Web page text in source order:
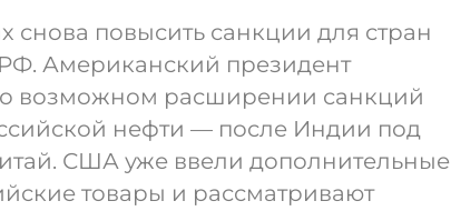
повысить санкции для стран
Американский президент
возможном расширении санкций
нефти — после Индии под
США уже ввели дополнительные
товары и рассматривают